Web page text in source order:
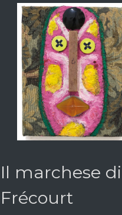
Il marchese di
Frécourt